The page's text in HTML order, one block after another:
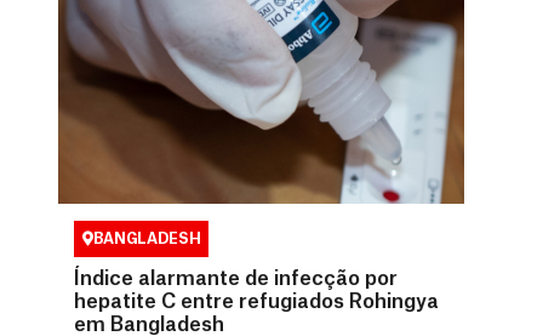
BANGLADESH
Índice alarmante de infecção por
hepatite C entre refugiados Rohingya
em Bangladesh